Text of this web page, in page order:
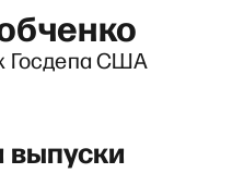
Госдепа США
выпуски